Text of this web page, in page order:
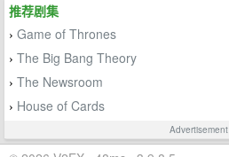
推荐剧集
› Game of Thrones
› The Big Bang Theory
› The Newsroom
› House of Cards
Advertisement